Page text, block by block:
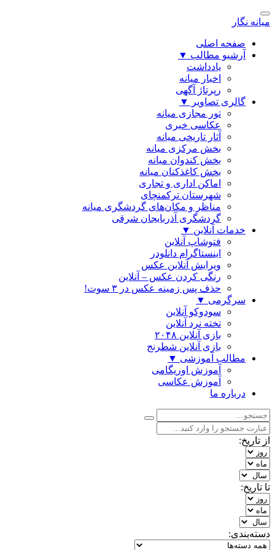
میانه نگار
صفحه اصلی
آرشیو مطالب ▼
یادداشت
اخبار میانه
رپرتاژ آگهی
گالری تصاویر
▼
تور مجازی میانه
عکاسی خبری
آثار تاریخی میانه
بخش مرکزی میانه
بخش کندوان میانه
بخش کاغذکنان میانه
اماکن اداری و تجاری
شهرستان ترکمنچای
مناظر و مکان‌های گردشگری میانه
گردشگری آذربایجان شرقی
خدمات آنلاین ▼
فتوشاپ آنلاین
اینستاگرام دانلودر
ویرایش آنلاین عکس
رنگی كردن عكس – آنلاین
حذف پس زمینه عکس در ۳ سوت!
سرگرمی ▼
سودوکو آنلاین
تخته نرد آنلاین
بازی آنلاین ۲۰۴۸
بازی آنلاین شطرنج
مطالب آموزشی ▼
آموزش اوریگامی
آموزش عکاسی
درباره ما
از تاریخ:
تا تاریخ:
دسته‌بندی: